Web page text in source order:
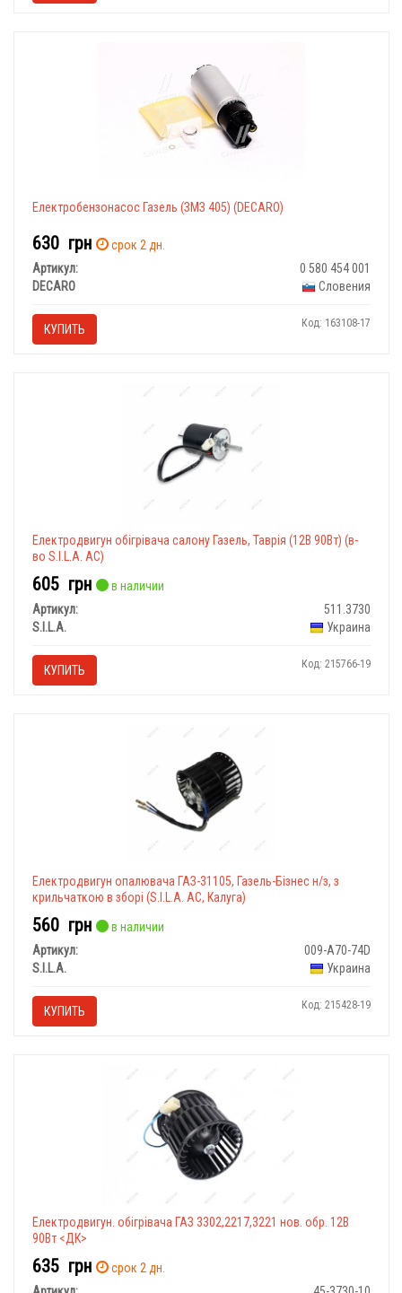
Електробензонасос Газель (ЗМЗ 405) (DECARO)
630 грн
срок 2 дн.
Артикул:
0 580 454 001
DECARO
Словения
КУПИТЬ Код: 163108-17
Електродвигун обігрівача салону Газель, Таврія (12В 90Вт) (в-
во S.I.L.A. AC)
605 грн
в наличии
Артикул:
511.3730
S.I.L.A.
Украина
КУПИТЬ Код: 215766-19
Електродвигун опалювача ГАЗ-31105, Газель-Бізнес н/з, з
крильчаткою в зборі (S.I.L.A. AC, Калуга)
560 грн
в наличии
Артикул:
009-А70-74D
S.I.L.A.
Украина
КУПИТЬ Код: 215428-19
Електродвигун. обігрівача ГАЗ 3302,2217,3221 нов. обр. 12В
90Вт <ДК>
635 грн
срок 2 дн.